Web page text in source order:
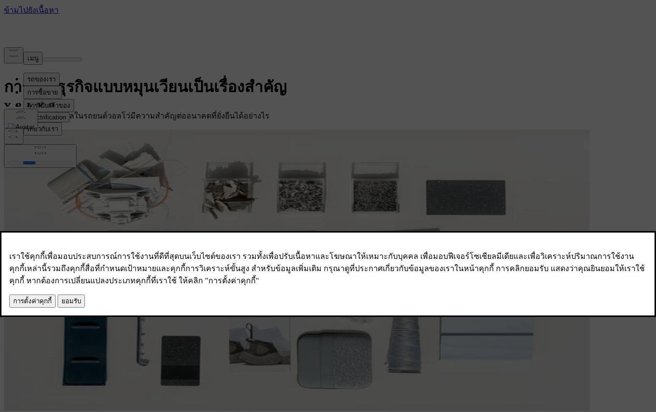
การเป็นธุรกิจแบบหมุนเวียนเป็นเรื่องสำคัญ
ค้นพบว่าวัสดุรีไซเคิลในรถยนต์วอลโว่มีความสําคัญต่ออนาคตที่ยั่งยืนได้อย่างไร